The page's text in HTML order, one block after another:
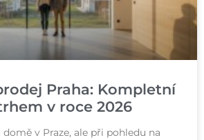
Praha: Kompletní
v roce 2026
v Praze, ale při pohledu na